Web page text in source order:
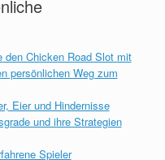
den Chicken Road Slot mit
persönlichen Weg zum
Eier und Hindernisse
und ihre Strategien
Spieler